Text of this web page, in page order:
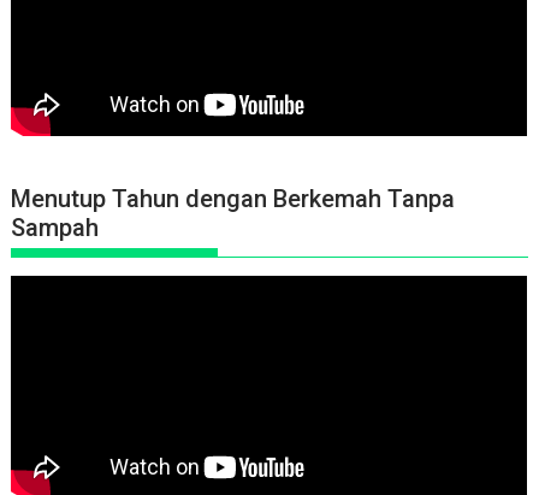
Menutup Tahun dengan Berkemah Tanpa
Sampah